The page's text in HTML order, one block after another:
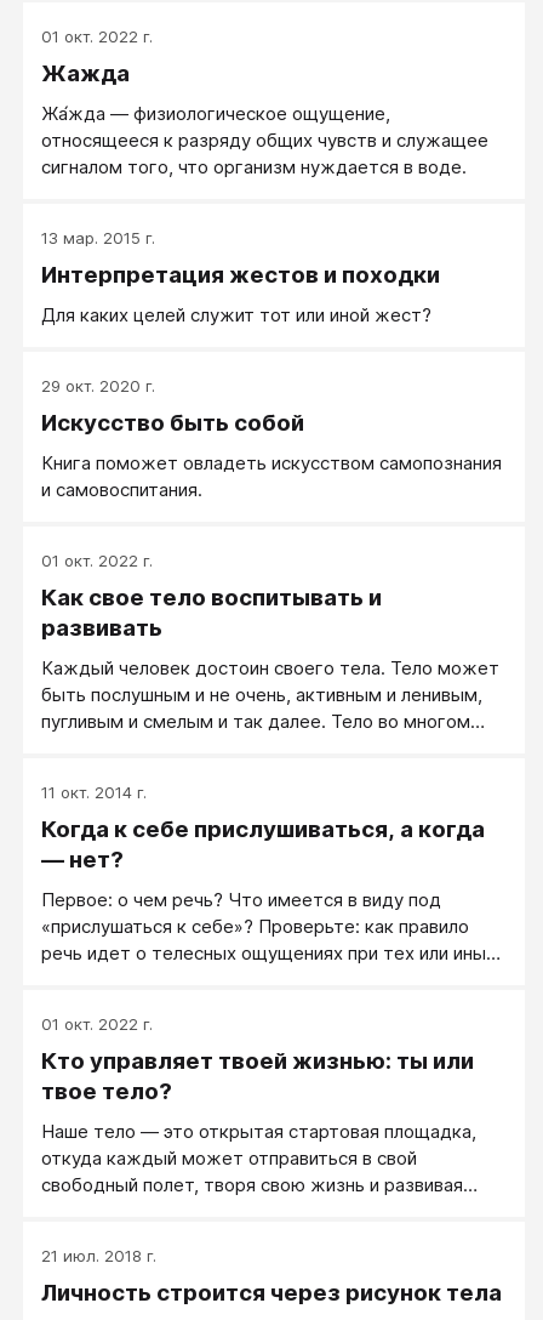
разминке, подпитке, подкачке, гигиенических
процедурах...
01 окт. 2022 г.
Жажда
Жа́жда — физиологическое ощущение,
относящееся к разряду общих чувств и служащее
сигналом того, что организм нуждается в воде.
13 мар. 2015 г.
Интерпретация жестов и походки
Для каких целей служит тот или иной жест?
29 окт. 2020 г.
Искусство быть собой
Книга поможет овладеть искусством самопознания
и самовоспитания.
01 окт. 2022 г.
Как свое тело воспитывать и
развивать
Каждый человек достоин своего тела. Тело может
быть послушным и не очень, активным и ленивым,
пугливым и смелым и так далее. Тело во многом
воспитаем в теле - то и получим на выходе.
11 окт. 2014 г.
Когда к себе прислушиваться, а когда
— нет?
Первое: о чем речь? Что имеется в виду под
«прислушаться к себе»? Проверьте: как правило
речь идет о телесных ощущениях при тех или иных
01 окт. 2022 г.
Кто управляет твоей жизнью: ты или
твое тело?
Наше тело — это открытая стартовая площадка,
откуда каждый может отправиться в свой
свободный полет, творя свою жизнь и развивая
21 июл. 2018 г.
Личность строится через рисунок тела